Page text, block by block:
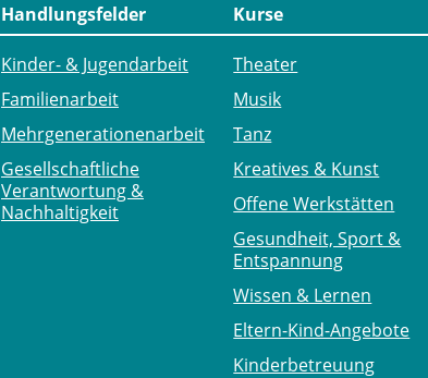
Handlungsfelder
Kinder- & Jugendarbeit
Familienarbeit
Mehr­generationen­arbeit
Gesellschaftliche
Verantwortung &
Nachhaltigkeit
Kurse
Theater
Musik
Tanz
Kreatives & Kunst
Offene Werkstätten
Gesundheit, Sport &
Entspannung
Wissen & Lernen
Eltern-Kind-Angebote
Kinderbetreuung